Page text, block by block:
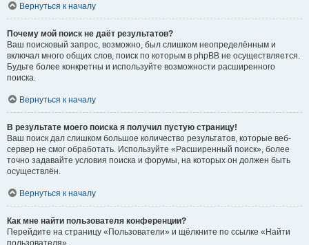
Вернуться к началу
Почему мой поиск не даёт результатов?
Ваш поисковый запрос, возможно, был слишком неопределённым и
включал много общих слов, поиск по которым в phpBB не осуществляется.
Будьте более конкретны и используйте возможности расширенного
поиска.
Вернуться к началу
В результате моего поиска я получил пустую страницу!
Ваш поиск дал слишком большое количество результатов, которые веб-
сервер не смог обработать. Используйте «Расширенный поиск», более
точно задавайте условия поиска и форумы, на которых он должен быть
осуществлён.
Вернуться к началу
Как мне найти пользователя конференции?
Перейдите на страницу «Пользователи» и щёлкните по ссылке «Найти
пользователя».